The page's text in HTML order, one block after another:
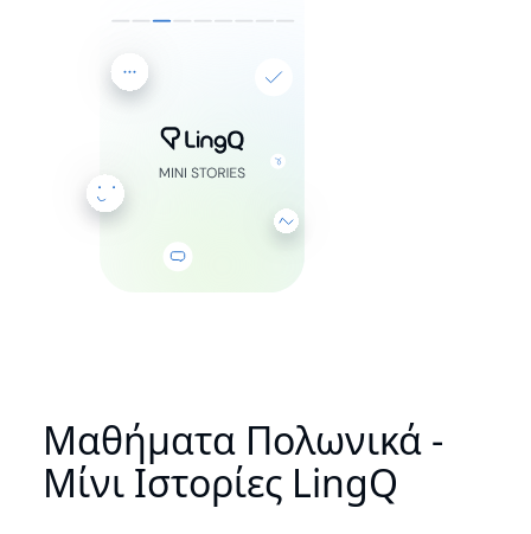
Μαθήματα Πολωνικά -
Μίνι Ιστορίες LingQ